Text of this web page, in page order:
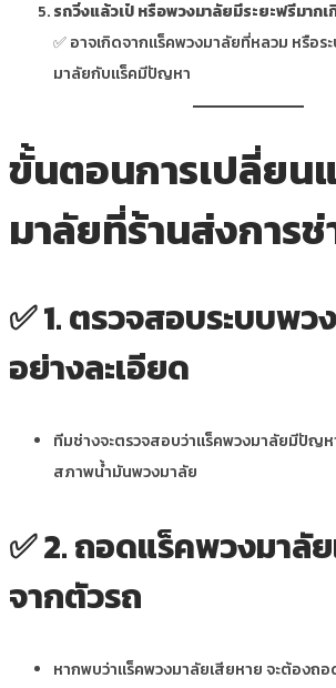
รถวิ่งแล้วเป๋ หรือพวงมาลัยมีระยะฟรีมากเ
✅ อาจเกิดจากแร็คพวงมาลัยที่หลวม หรือร
มาลัยกับแร็คมีปัญหา
ขั้นตอนการเปลี่ยน
มาลัยที่ร้านส่งการช่
✅1. ตรวจสอบระบบพว
อย่างละเอียด
ทีมช่างจะตรวจสอบว่าแร็คพวงมาลัยมีปัญห
สภาพน้ำมันพวงมาลัย
✅2. ถอดแร็คพวงมาลั
จากตัวรถ
หากพบว่าแร็คพวงมาลัยเสียหาย จะต้องถ